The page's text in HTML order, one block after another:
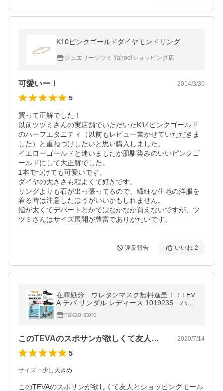
K10ピンクゴールドダイヤモンドリング
ジュエリーツツミ Yahoo!ショッピング店
可愛いー！ 2014/3/30
5
買って正解でした！
以前ツツミさんの実店舗でいただいたK14ピンクゴールド
のハーフエタニティ（以前もレビュー書かせていただきま
した）と重ねづけしたいと思い購入しました。
イエローゴールドと迷いましたが肌馴染みのいいピンクゴ
ールドにして大正解でした。
1本でつけても可愛いです。
ダイヤの大きさも程よくて好きです。
リングよりも石が出っ張ってるので、繊細な生地の洋服を
着る時は注意したほうがいいかもしれません。
指が太くてデパートとかではなかなか買えないですが、ツ
ツミさんはサイズ展開が豊富でありがたいです。
違反報告 いいね 2
在庫処分 ウレタンマスク無料進呈！！TEV
A テバ サンダル レディース 1019235 ハリ
ケーン XLT 2 HURRICANE アウトドア スポ
サンnakao-store
このTEVAのスポサンが欲しくて友人と… 2020/7/14
5
サイズ ： 少し大きめ
このTEVAのスポサンが欲しくて友人とショッピングモール